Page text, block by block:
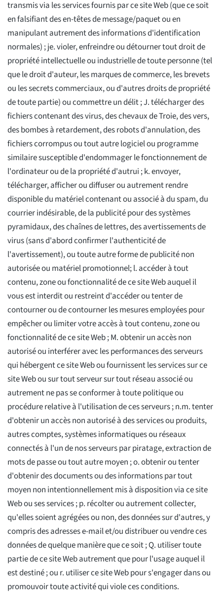
transmis via les services fournis par ce site Web (que ce soit
en falsifiant des en-têtes de message/paquet ou en
manipulant autrement des informations d'identification
normales) ; je. violer, enfreindre ou détourner tout droit de
propriété intellectuelle ou industrielle de toute personne (tel
que le droit d'auteur, les marques de commerce, les brevets
ou les secrets commerciaux, ou d'autres droits de propriété
de toute partie) ou commettre un délit ; J. télécharger des
fichiers contenant des virus, des chevaux de Troie, des vers,
des bombes à retardement, des robots d'annulation, des
fichiers corrompus ou tout autre logiciel ou programme
similaire susceptible d'endommager le fonctionnement de
l'ordinateur ou de la propriété d'autrui ; k. envoyer,
télécharger, afficher ou diffuser ou autrement rendre
disponible du matériel contenant ou associé à du spam, du
courrier indésirable, de la publicité pour des systèmes
pyramidaux, des chaînes de lettres, des avertissements de
virus (sans d'abord confirmer l'authenticité de
l'avertissement), ou toute autre forme de publicité non
autorisée ou matériel promotionnel; l. accéder à tout
contenu, zone ou fonctionnalité de ce site Web auquel il
vous est interdit ou restreint d'accéder ou tenter de
contourner ou de contourner les mesures employées pour
empêcher ou limiter votre accès à tout contenu, zone ou
fonctionnalité de ce site Web ; M. obtenir un accès non
autorisé ou interférer avec les performances des serveurs
qui hébergent ce site Web ou fournissent les services sur ce
site Web ou sur tout serveur sur tout réseau associé ou
autrement ne pas se conformer à toute politique ou
procédure relative à l'utilisation de ces serveurs ; n.m. tenter
d'obtenir un accès non autorisé à des services ou produits,
autres comptes, systèmes informatiques ou réseaux
connectés à l'un de nos serveurs par piratage, extraction de
mots de passe ou tout autre moyen ; o. obtenir ou tenter
d'obtenir des documents ou des informations par tout
moyen non intentionnellement mis à disposition via ce site
Web ou ses services ; p. récolter ou autrement collecter,
qu'elles soient agrégées ou non, des données sur d'autres, y
compris des adresses e-mail et/ou distribuer ou vendre ces
données de quelque manière que ce soit ; Q. utiliser toute
partie de ce site Web autrement que pour l'usage auquel il
est destiné ; ou r. utiliser ce site Web pour s'engager dans ou
promouvoir toute activité qui viole ces conditions.